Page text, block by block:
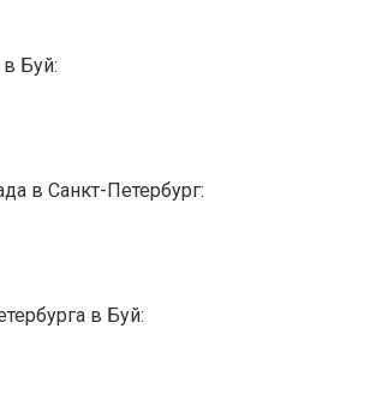
Буй:
в Санкт-Петербург:
в Буй: